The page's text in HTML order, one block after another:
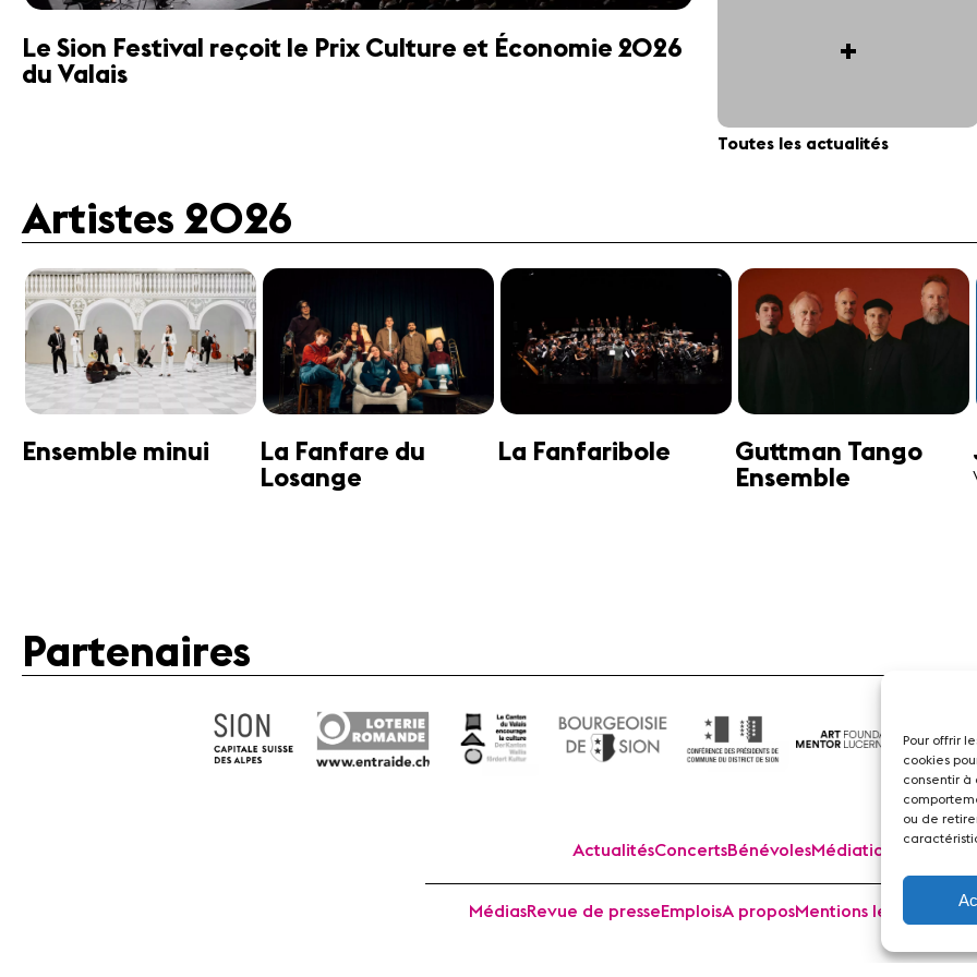
Pour offrir
cookies
consentir à
ou de
Le Sion Festival reçoit le Prix Culture et Économie 2026
du Valais
+
Toutes les actualités
Artistes 2026
Guttman Tango
Janine Jansen
Violon
Jonathan Swensen
José-Daniel
Castellon
Partenaires
ActualitésConcertsBénévolesMédiation
MédiasRevue de presseEmploisA proposMentions légales